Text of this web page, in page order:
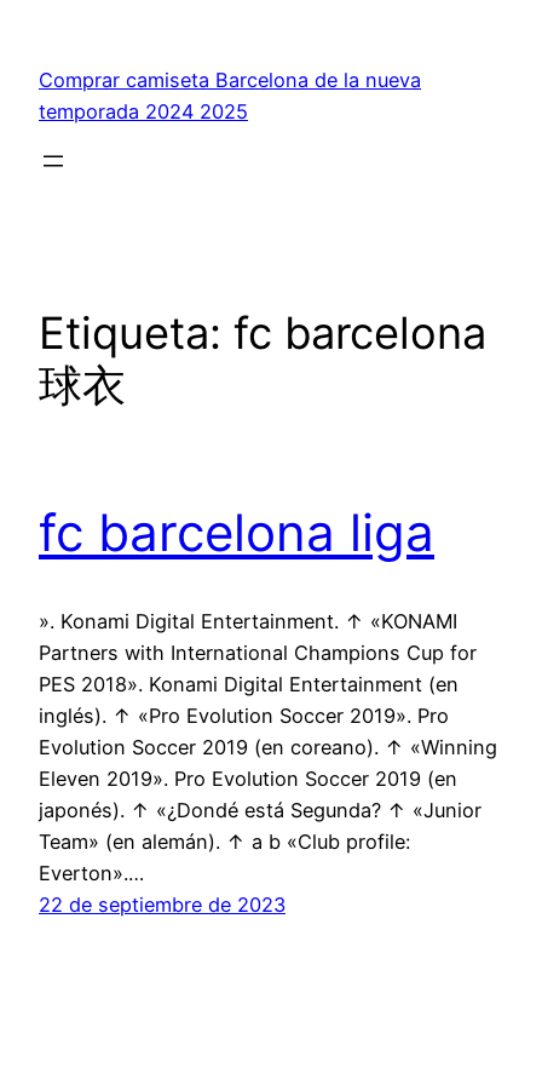
contenido
Comprar camiseta Barcelona de la nueva
temporada 2024 2025
Etiqueta: fc barcelona
球衣
fc barcelona liga
». Konami Digital Entertainment. ↑ «KONAMI
Partners with International Champions Cup for
PES 2018». Konami Digital Entertainment (en
inglés). ↑ «Pro Evolution Soccer 2019». Pro
Evolution Soccer 2019 (en coreano). ↑ «Winning
Eleven 2019». Pro Evolution Soccer 2019 (en
japonés). ↑ «¿Dondé está Segunda? ↑ «Junior
Team» (en alemán). ↑ a b «Club profile:
Everton».…
22 de septiembre de 2023